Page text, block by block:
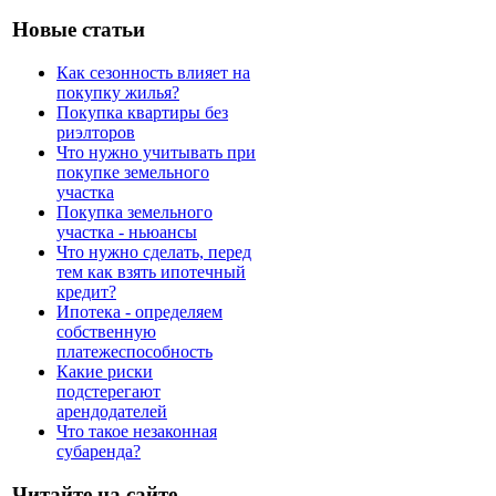
Новые статьи
Как сезонность влияет на
покупку жилья?
Покупка квартиры без
риэлторов
Что нужно учитывать при
покупке земельного
участка
Покупка земельного
участка - ньюансы
Что нужно сделать, перед
тем как взять ипотечный
кредит?
Ипотека - определяем
собственную
платежеспособность
Какие риски
подстерегают
арендодателей
Что такое незаконная
субаренда?